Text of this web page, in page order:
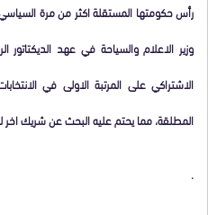
رأس حكومتها المستقلة اكثر من مرة
وزير الاعلام والسياحة في عهد
الاشتراكي على المرتبة الاولى في
المطلقة، مما يحتم عليه البحث عن شريك
.